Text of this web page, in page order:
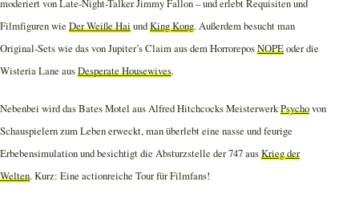
moderiert von Late-Night-Talker Jimmy Fallon – und erlebt Requisiten und
Filmfiguren wie Der Weiße HaiundKing Kong. Außerdem besucht man
Original-Sets wie das von Jupiter’s Claim aus dem HorroreposNOPEoder die
Wisteria Lane ausDesperate Housewives.
Nebenbei wird das Bates Motel aus Alfred Hitchcocks MeisterwerkPsychovon
Schauspielern zum Leben erweckt, man überlebt eine nasse und feurige
Erbebensimulation und besichtigt die Absturzstelle der 747 ausKrieg der
Welten. Kurz: Eine actionreiche Tour für Filmfans!